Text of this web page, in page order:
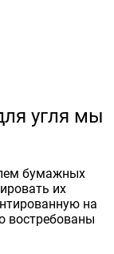
угля мы
бумажных
их
на
востребованы